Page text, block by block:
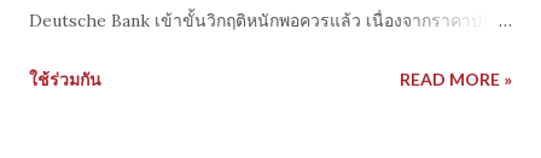
Deutsche Bank เข้าขั้นวิกฤติหนักพอควรแล้ว เนื่องจากราคาปรับ
subprime 2008 เสียอีก แถมมีแรง short sell จากเหล่านักเก็ง
ใช้ร่วมกัน READ MORE »